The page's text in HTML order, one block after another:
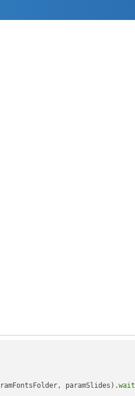
paramSlides).wait